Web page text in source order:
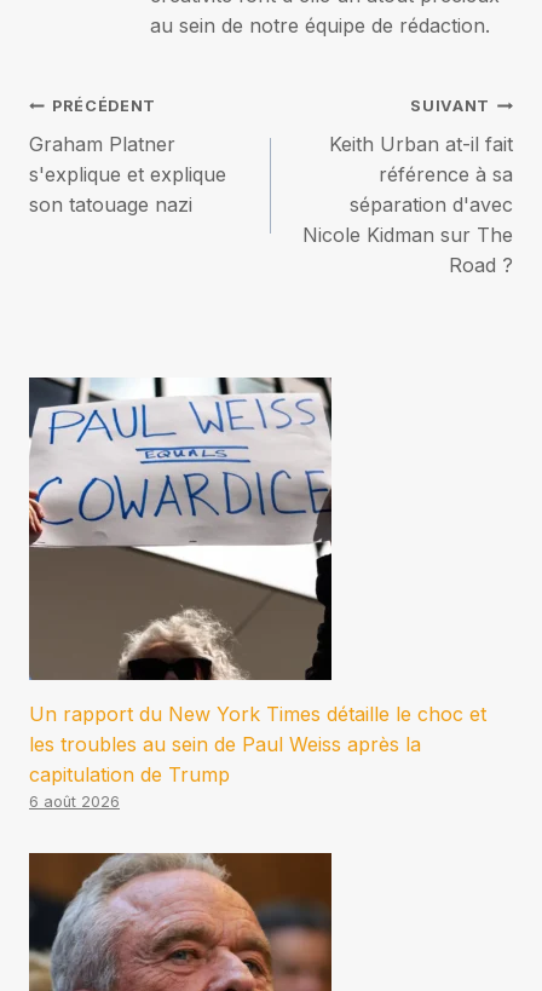
au sein de notre équipe de rédaction.
Navigation
de
l’article
PRÉCÉDENT
Graham Platner
s'explique et explique
son tatouage nazi
SUIVANT
Keith Urban at-il fait
référence à sa
séparation d'avec
Nicole Kidman sur The
Road ?
Un rapport du New York Times détaille le choc et
les troubles au sein de Paul Weiss après la
capitulation de Trump
6 août 2026